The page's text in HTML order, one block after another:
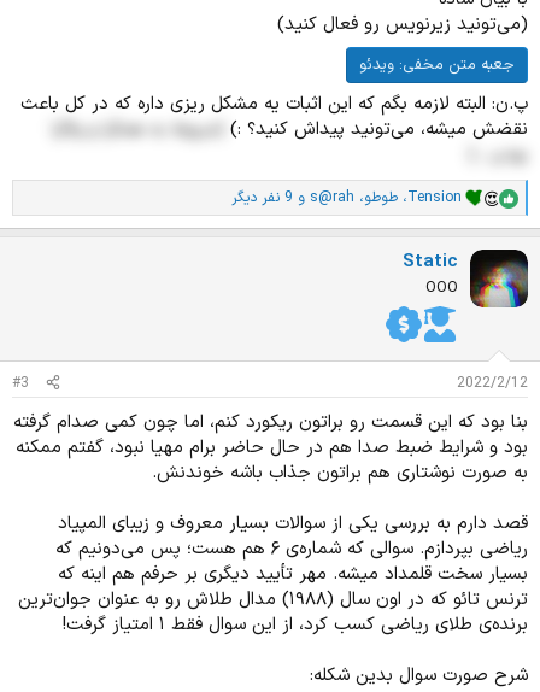
(می‌تونید زیرنویس رو فعال کنید)
جعبه متن مخفی: ویدئو
پ.ن: البته لازمه بگم که این اثبات یه مشکل ریزی داره که در کل باعث
نقضش میشه، می‌تونید پیداش کنید؟ :)
(مربوط به همگرا و واگرا
بودن...)
ا
م
ت
ی
ا
ز
:
Tension، طوطو، s@rah و 9 نفر دیگر
Static
OOO
2022/2/12
#3
بنا بود که این قسمت رو براتون ریکورد کنم، اما چون کمی صدام گرفته
بود و شرایط ضبط صدا هم در حال حاضر برام مهیا نبود، گفتم ممکنه
به صورت نوشتاری هم براتون جذاب باشه خوندنش.
قصد دارم به بررسی یکی از سوالات بسیار معروف و زیبای المپیاد
ریاضی بپردازم. سوالی که شماره‌ی ۶ هم هست؛ پس می‌دونیم که
بسیار سخت قلمداد میشه. مهر تأیید دیگری بر حرفم هم اینه که
ترنس تائو که در اون سال (۱۹۸۸) مدال طلاش رو به عنوان جوان‌ترین
برنده‌ی طلای ریاضی کسب کرد، از این سوال فقط ۱ امتیاز گرفت!
شرح صورت سوال بدین شکله: